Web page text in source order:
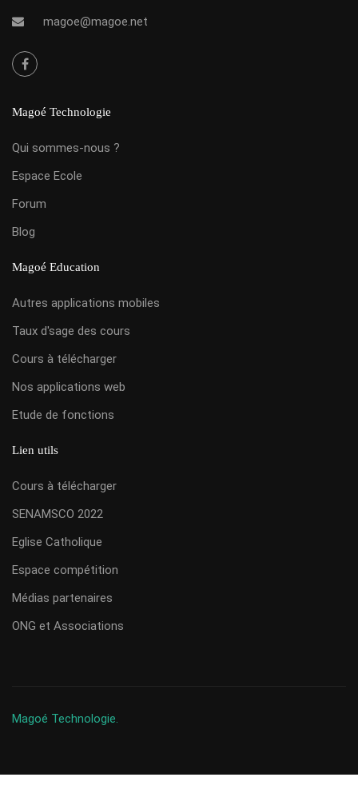
magoe@magoe.net
Magoé Technologie
Qui sommes-nous ?
Espace Ecole
Forum
Blog
Magoé Education
Autres applications mobiles
Taux d'sage des cours
Cours à télécharger
Nos applications web
Etude de fonctions
Lien utils
Cours à télécharger
SENAMSCO 2022
Eglise Catholique
Espace compétition
Médias partenaires
ONG et Associations
Magoé Technologie.